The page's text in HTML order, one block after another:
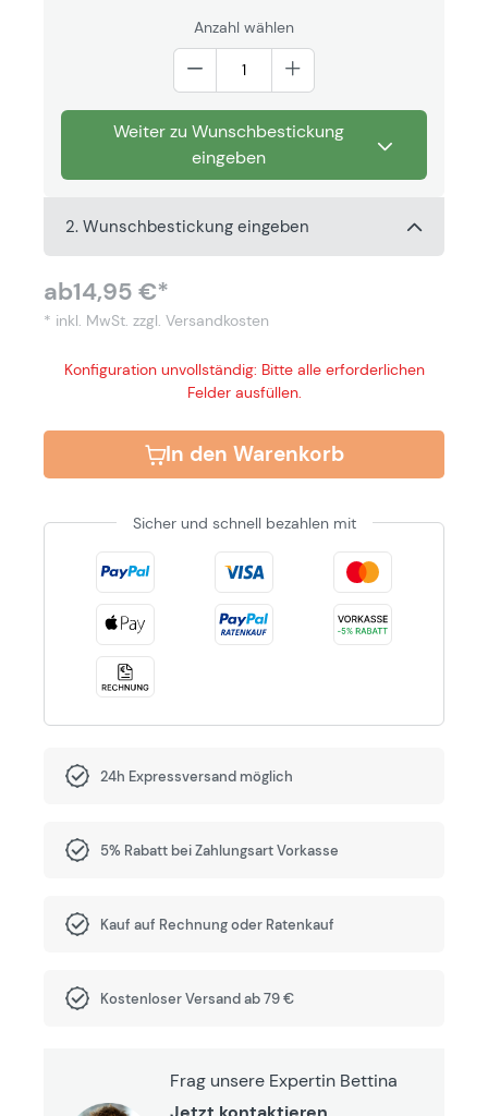
Anzahl wählen
Weiter zu Wunschbestickung
eingeben
2. Wunschbestickung eingeben
ab14,95 €*
* inkl. MwSt. zzgl. Versandkosten
Konfiguration unvollständig: Bitte alle erforderlichen
Felder ausfüllen.
In den Warenkorb
Sicher und schnell bezahlen mit
24h Expressversand möglich
5% Rabatt bei Zahlungsart Vorkasse
Kauf auf Rechnung oder Ratenkauf
Kostenloser Versand ab 79 €
Frag unsere Expertin Bettina